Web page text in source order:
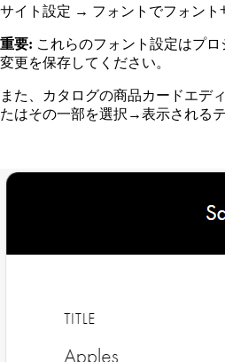
サイト設定 → フォントでフォント
重要: これらのフォント設定はプ
変更を保存してください。
また、カタログの商品カードエデ
たはその一部を選択→表示される